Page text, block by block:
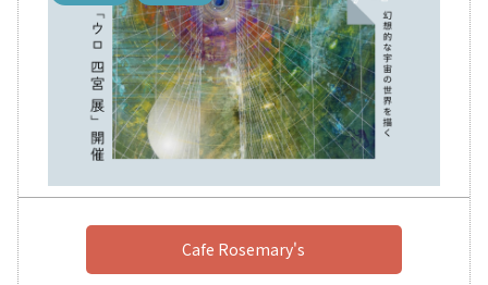
Cafe Rosemary's